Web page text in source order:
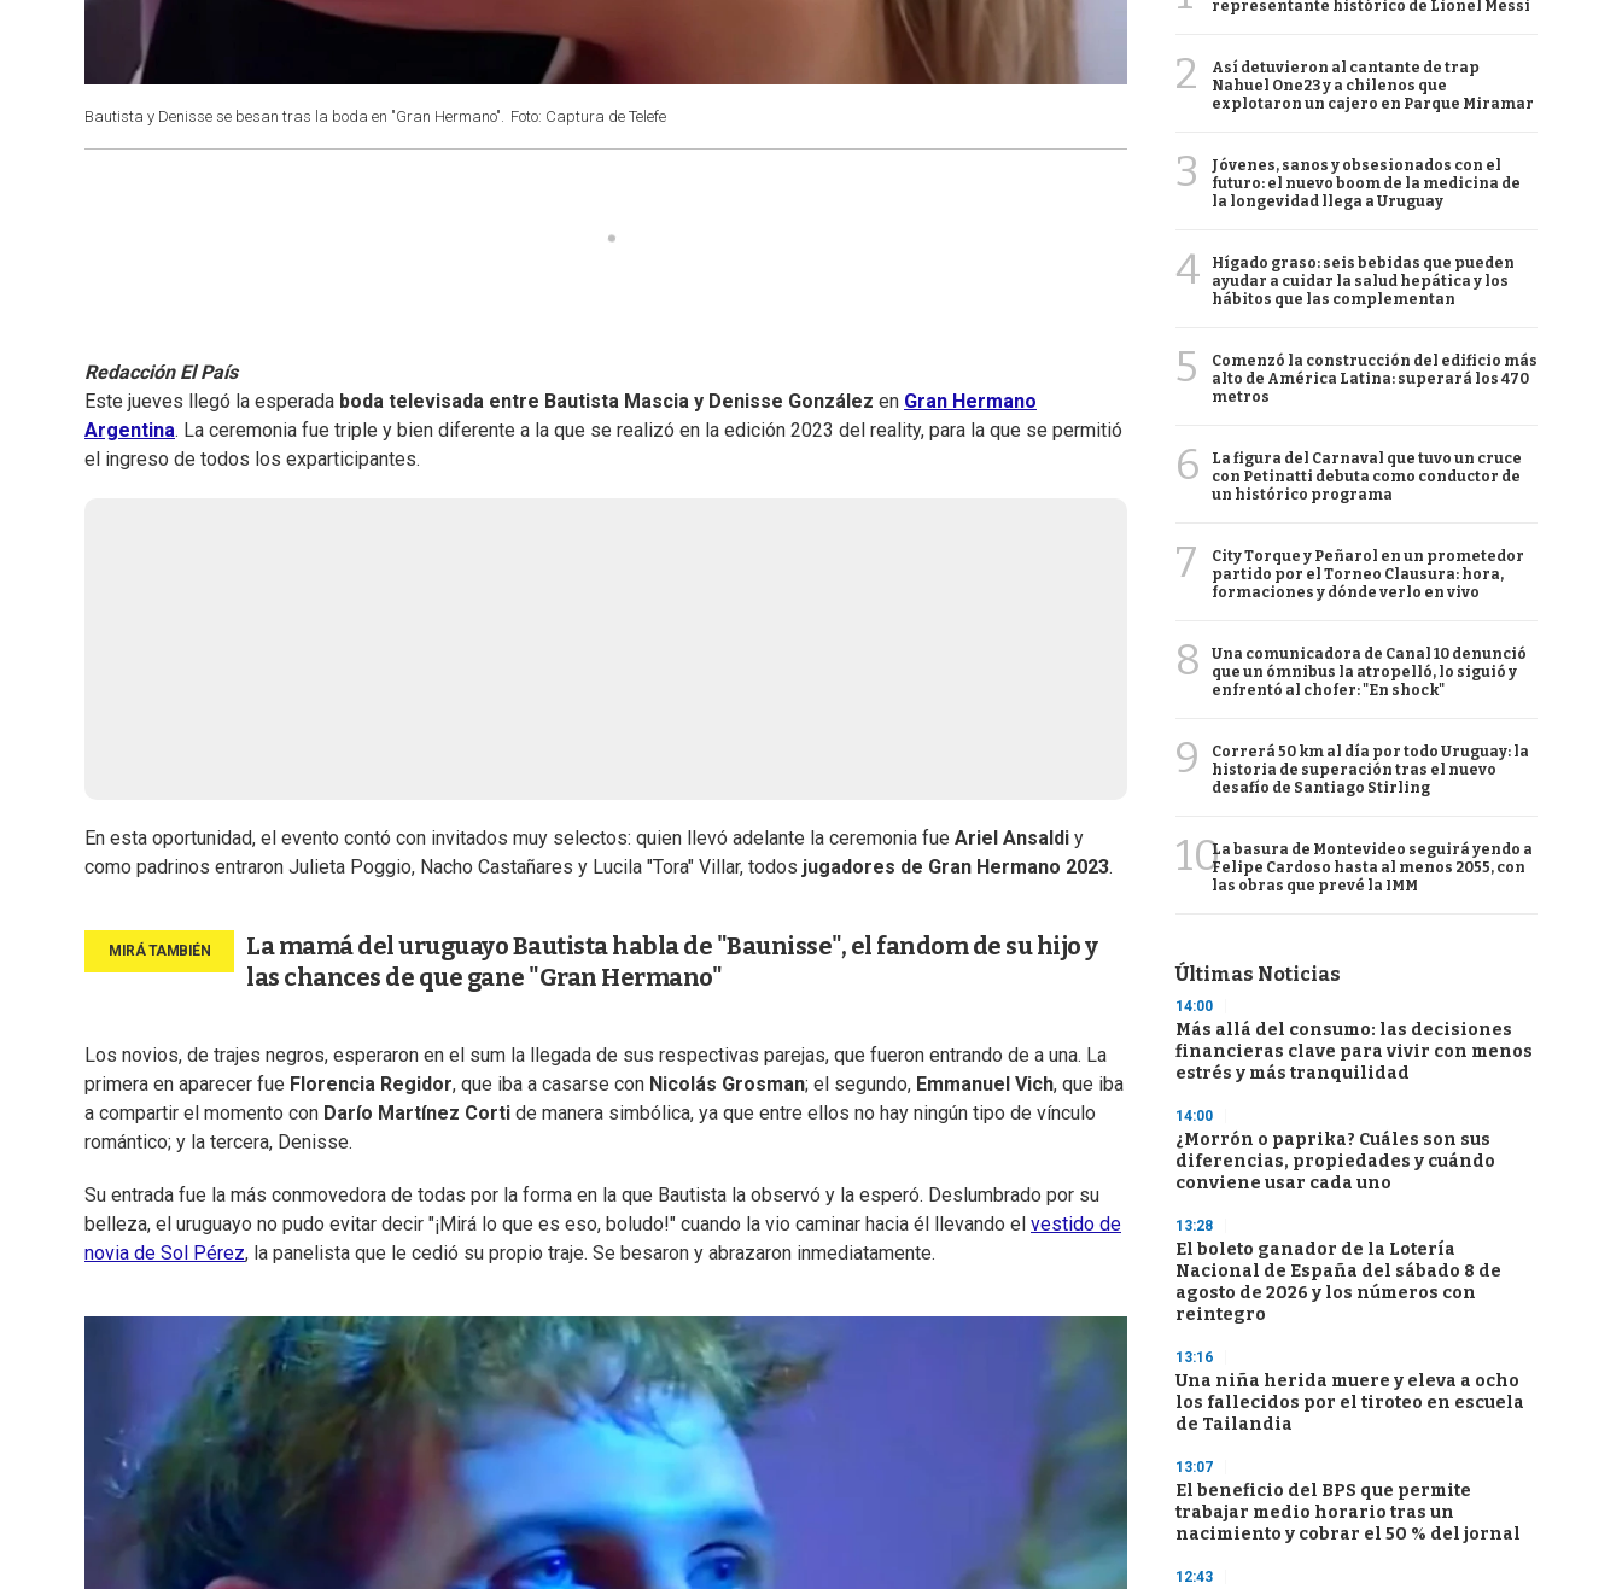
Bautista y Denisse se besan tras la boda en "Gran Hermano". Foto: Captura de Telefe
Redacción El País
Este jueves llegó la esperada boda televisada entre Bautista Mascia y Denisse González en Gran Hermano
Argentina. La ceremonia fue triple y bien diferente a la que se realizó en la edición 2023 del reality, para la que se permitió
el ingreso de todos los exparticipantes.
En esta oportunidad, el evento contó con invitados muy selectos: quien llevó adelante la ceremonia fue Ariel Ansaldi y
como padrinos entraron Julieta Poggio, Nacho Castañares y Lucila "Tora" Villar, todos jugadores de Gran Hermano 2023.
La mamá del uruguayo Bautista habla de "Baunisse", el fandom de su hijo y
las chances de que gane "Gran Hermano"
Los novios, de trajes negros, esperaron en el sum la llegada de sus respectivas parejas, que fueron entrando de a una. La
primera en aparecer fue Florencia Regidor, que iba a casarse con Nicolás Grosman; el segundo, Emmanuel Vich, que iba
a compartir el momento con Darío Martínez Corti de manera simbólica, ya que entre ellos no hay ningún tipo de vínculo
romántico; y la tercera, Denisse.
Su entrada fue la más conmovedora de todas por la forma en la que Bautista la observó y la esperó. Deslumbrado por su
belleza, el uruguayo no pudo evitar decir "¡Mirá lo que es eso, boludo!" cuando la vio caminar hacia él llevando el vestido de
novia de Sol Pérez, la panelista que le cedió su propio traje. Se besaron y abrazaron inmediatamente.
representante histórico de Lionel Messi
2
Así detuvieron al cantante de trap
Nahuel One23 y a chilenos que
explotaron un cajero en Parque Miramar
3
Jóvenes, sanos y obsesionados con el
futuro: el nuevo boom de la medicina de
la longevidad llega a Uruguay
4
Hígado graso: seis bebidas que pueden
ayudar a cuidar la salud hepática y los
hábitos que las complementan
5
Comenzó la construcción del edificio más
alto de América Latina: superará los 470
metros
6
La figura del Carnaval que tuvo un cruce
con Petinatti debuta como conductor de
un histórico programa
7
City Torque y Peñarol en un prometedor
partido por el Torneo Clausura: hora,
formaciones y dónde verlo en vivo
8
Una comunicadora de Canal 10 denunció
que un ómnibus la atropelló, lo siguió y
enfrentó al chofer: "En shock"
9
Correrá 50 km al día por todo Uruguay: la
historia de superación tras el nuevo
desafío de Santiago Stirling
10La basura de Montevideo seguirá yendo a
Felipe Cardoso hasta al menos 2055, con
las obras que prevé la IMM
Últimas Noticias
14:00
Más allá del consumo: las decisiones
financieras clave para vivir con menos
estrés y más tranquilidad
14:00
¿Morrón o paprika? Cuáles son sus
diferencias, propiedades y cuándo
conviene usar cada uno
13:28
El boleto ganador de la Lotería
Nacional de España del sábado 8 de
agosto de 2026 y los números con
reintegro
13:16
Una niña herida muere y eleva a ocho
los fallecidos por el tiroteo en escuela
de Tailandia
13:07
El beneficio del BPS que permite
trabajar medio horario tras un
nacimiento y cobrar el 50 % del jornal
12:43